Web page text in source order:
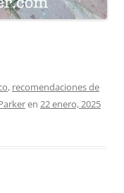
, recomendaciones de
en 22 enero, 2025